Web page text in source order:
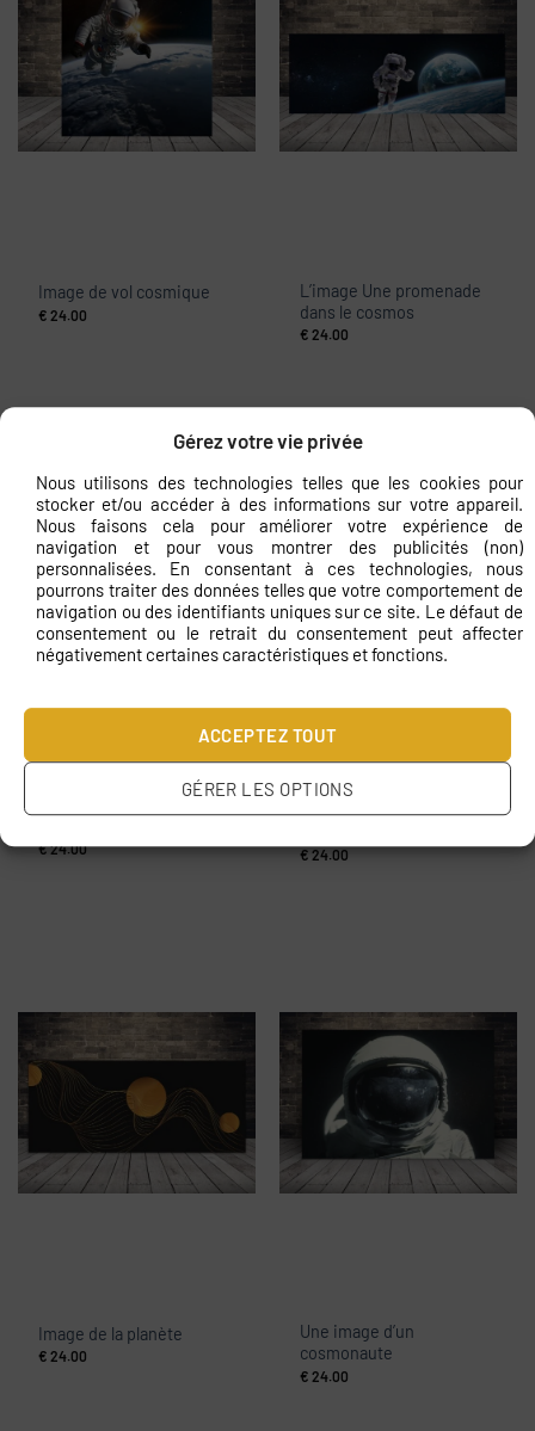
Gérez votre vie privée
Nous utilisons des technologies telles que les cookies pour
stocker et/ou accéder à des informations sur votre appareil.
Nous faisons cela pour améliorer votre expérience de
navigation et pour vous montrer des publicités (non)
personnalisées. En consentant à ces technologies, nous
pourrons traiter des données telles que votre comportement de
navigation ou des identifiants uniques sur ce site. Le défaut de
consentement ou le retrait du consentement peut affecter
négativement certaines caractéristiques et fonctions.
ACCEPTEZ TOUT
GÉRER LES OPTIONS
Image de vol cosmique
€ 24.00
L’image Une promenade
dans le cosmos
€ 24.00
€24.00
Image des planètes et des
€ 24.00
Image de la planète
€ 24.00
Une image d’un
cosmonaute
€ 24.00